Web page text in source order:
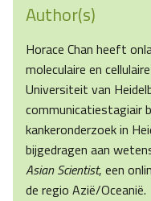
Author(s)
Horace Chan heeft
moleculaire en
Universiteit van
communicatiestagiair
kankeronderzoek in
bijgedragen aan
Asian Scientist, een
de regio Azië/Oceanië.